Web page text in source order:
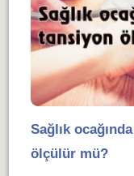
Sağlık
ölçülür mü?